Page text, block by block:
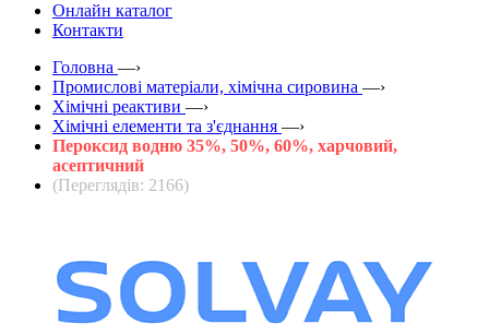
Онлайн каталог
Контакти
Головна —›
Промислові матеріали, хімічна сировина —›
Хімічні реактиви —›
Хімічні елементи та з'єднання —›
Пероксид водню 35%, 50%, 60%, харчовий,
асептичний
(Переглядів: 2166)